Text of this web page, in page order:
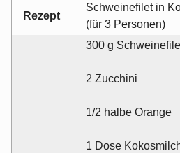
Rezept
Schweinefilet in
(für 3 Personen)
300 g
2 Zucchini
1/2 halbe Orange
1 Dose